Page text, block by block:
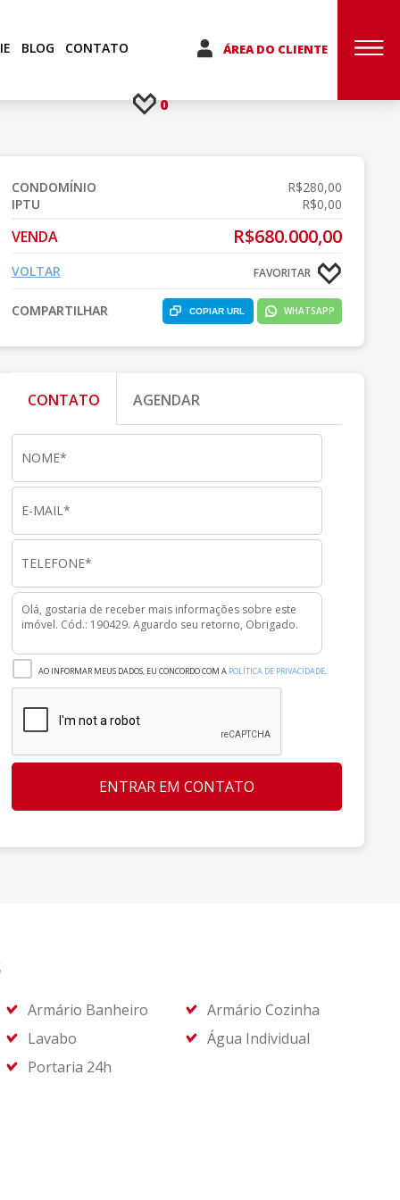
BLOG CONTATO ÁREA DO CLIENTE
0
CONDOMÍNIO
R$280,00
IPTU
R$0,00
VENDA R$680.000,00
FAVORITAR
VOLTAR
COMPARTILHAR WHATSAPP
COPIAR URL
CONTATO AGENDAR
AO INFORMAR MEUS DADOS, EU CONCORDO COM A POLÍTICA DE PRIVACIDADE.
ENTRAR EM CONTATO
Armário Banheiro
Armário Cozinha
Lavabo
Água Individual
Portaria 24h